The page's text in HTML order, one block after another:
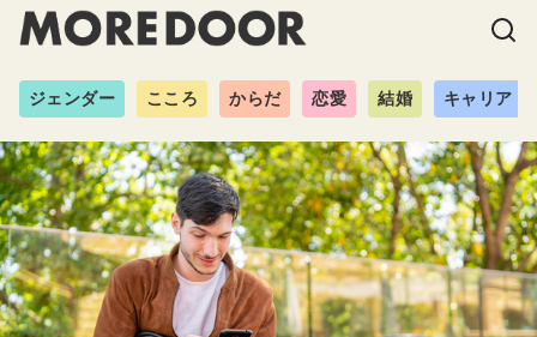
ジェンダー こころ からだ 恋愛 結婚 キャリア